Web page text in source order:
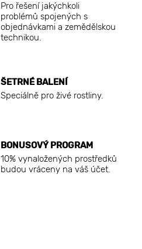
Pro řešení jakýchkoli
problémů spojených s
objednávkami a zemědělskou
technikou.
ŠETRNÉ BALENÍ
Speciálně pro živé rostliny.
BONUSOVÝ PROGRAM
10% vynaložených prostředků
budou vráceny na váš účet.